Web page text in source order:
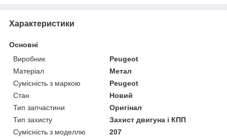
Характеристики
Основні
Виробник
Peugeot
Матеріал
Метал
Сумісність з маркою
Peugeot
Стан
Новий
Тип запчастини
Оригінал
Тип захисту
Захист двигуна і КПП
Сумісність з моделлю
207